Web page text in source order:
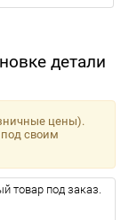
детали
цены).
своим
товар под заказ.